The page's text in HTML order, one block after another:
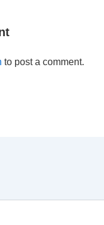
to post a comment.